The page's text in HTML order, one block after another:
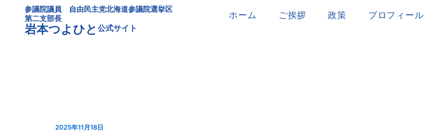
参議院議員 自由民主党北海道参議院選挙区
第二支部長
岩本つよひと 公式サイト
ホーム ご挨拶 政策 プロフィール
2025年11月18日